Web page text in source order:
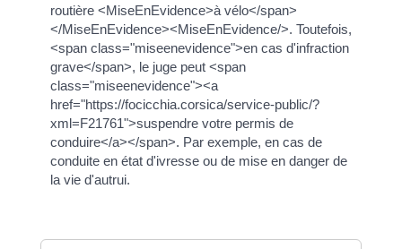
routière <MiseEnEvidence>à vélo</span>
</MiseEnEvidence><MiseEnEvidence/>. Toutefois,
<span class="miseenevidence">en cas d'infraction
grave</span>, le juge peut <span
class="miseenevidence"><a
href="https://focicchia.corsica/service-public/?
xml=F21761">suspendre votre permis de
conduire</a></span>. Par exemple, en cas de
conduite en état d'ivresse ou de mise en danger de
la vie d'autrui.